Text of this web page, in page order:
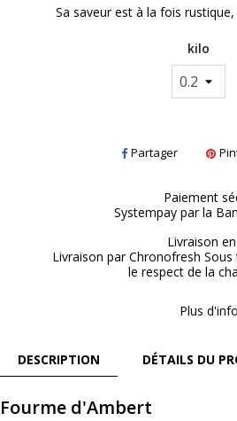
Sa saveur est à la fois
kilo
Partager
Paiement
Systempay par la
Livraison
Livraison par Chronofresh
le respect de la
Plus
DESCRIPTION DÉTAILS DU
Fourme d'Ambert